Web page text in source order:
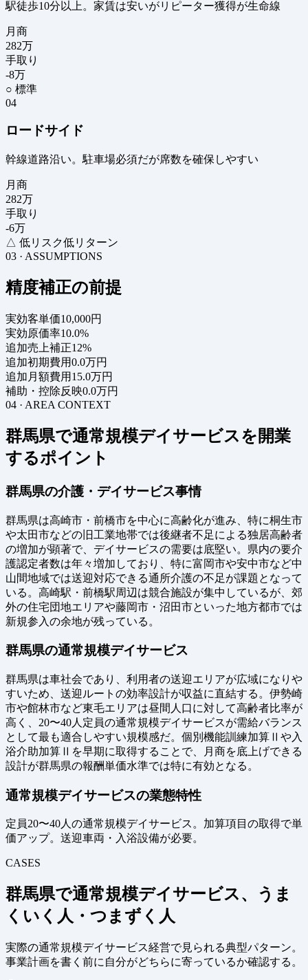
駅徒歩10分以上。家賃は安いがリピーター獲得が生命線
月商
282万
手取り
-8万
○ 標準
04
ロードサイド
幹線道路沿い。駐車場必須だが席数を確保しやすい
月商
282万
手取り
-6万
△ 低リスク低リターン
03 · ASSUMPTIONS
精度補正の前提
実効客単価10,000円
実効原価率10.0%
追加売上補正12%
追加初期費用0.0万円
追加月額費用 15.0万円
補助・控除反映0.0万円
04 · AREA CONTEXT
群馬県で通常規模デイサービスを開業
するポイント
群馬県の介護・デイサービス事情
群馬県は高崎市・前橋市を中心に高齢化が進み、特に桐生市
や太田市などの旧工業地帯では後継者不足による独居高齢者
の増加が顕著で、デイサービスの需要は底堅い。県内の要介
護認定者数は年々増加しており、特に富岡市や安中市など中
山間地域では送迎対応できる通所介護の不足が課題となって
いる。高崎駅・前橋駅周辺は競合施設が集中しているが、郊
外の住宅団地エリアや藤岡市・沼田市といった地方都市では
新規参入の余地が残っている。
群馬県の通常規模デイサービス
群馬県は車社会であり、利用者の送迎エリアが広域になりや
すいため、送迎ルートの効率設計が収益に直結する。伊勢崎
市や館林市など東毛エリアは昼間人口に対して高齢者比率が
高く、20〜40人定員の通常規模デイサービスが需給バランス
として最も適合しやすい規模感だ。個別機能訓練加算Ⅱや入
浴介助加算Ⅱを早期に取得することで、月商を底上げできる
設計が群馬県の報酬単価水準では特に有効となる。
通常規模デイサービスの業態特性
定員20〜40人の通常規模デイサービス。加算項目の取得で単
価アップ。送迎車両・入浴設備が必要。
CASES
群馬県で通常規模デイサービス、うま
くいく人・つまずく人
実際の通常規模デイサービス経営で見られる典型パターン。
事業計画を書く前に自分がどちらに寄っているか確認する。